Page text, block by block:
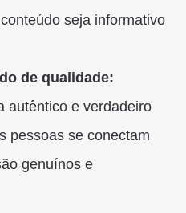
seja informativo
de qualidade:
autêntico e verdadeiro
pessoas se conectam
genuínos e